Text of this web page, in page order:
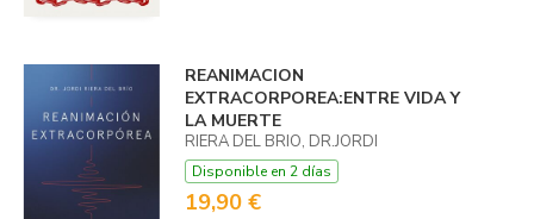
REANIMACION
EXTRACORPOREA:ENTRE VIDA Y
LA MUERTE
RIERA DEL BRIO, DR.JORDI
Disponible en 2 días
19,90 €